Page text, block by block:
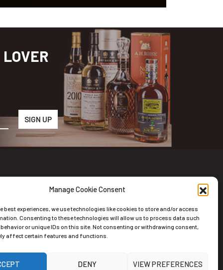
Manage Cookie Consent
best experiences, we use technologies like cookies to store and/or access
Consenting to these technologies will allow us to process data such
or unique IDs on this site. Not consenting or withdrawing consent,
affect certain features and functions.
DENY VIEW PREFERENCES
alla nostra newsletter